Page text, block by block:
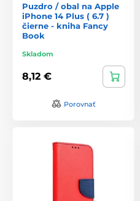
Puzdro / obal na Apple
iPhone 14 Plus ( 6.7 )
čierne - kniha Fancy
Book
Skladom
8,12 €
Porovnať